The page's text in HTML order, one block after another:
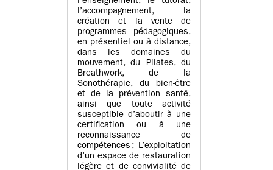
l’accompagnement, la
création et la vente de
programmes pédagogiques,
en présentiel ou à distance,
dans les domaines du
mouvement, du Pilates, du
Breathwork, de la
Sonothérapie, du bien-être
et de la prévention santé,
ainsi que toute activité
susceptible d’aboutir à une
certification ou à une
reconnaissance de
compétences ; L’exploitation
d’un espace de restauration
légère et de convivialité de